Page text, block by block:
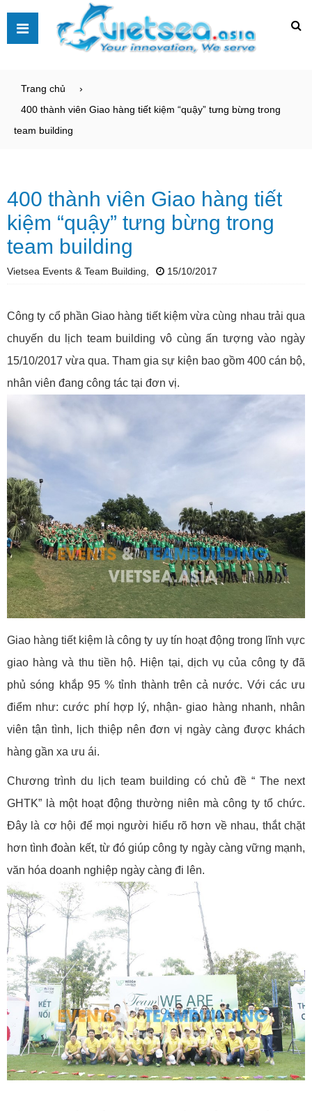
Trang chủ
400 thành viên Giao hàng tiết kiệm “quậy” tưng bừng trong
team building
400 thành viên Giao hàng tiết
kiệm “quậy” tưng bừng trong
team building
Vietsea Events & Team Building, 15/10/2017
Công ty cổ phần Giao hàng tiết kiệm vừa cùng nhau trải qua
chuyến du lịch team building vô cùng ấn tượng vào ngày
15/10/2017 vừa qua. Tham gia sự kiện bao gồm 400 cán bộ,
nhân viên đang công tác tại đơn vị.
Giao hàng tiết kiệm là công ty uy tín hoạt động trong lĩnh vực
giao hàng và thu tiền hộ. Hiện tại, dịch vụ của công ty đã
phủ sóng khắp 95 % tỉnh thành trên cả nước. Với các ưu
điểm như: cước phí hợp lý, nhận- giao hàng nhanh, nhân
viên tận tình, lịch thiệp nên đơn vị ngày càng được khách
hàng gần xa ưu ái.
Chương trình du lịch team building có chủ đề “ The next
GHTK” là một hoạt động thường niên mà công ty tổ chức.
Đây là cơ hội để mọi người hiểu rõ hơn về nhau, thắt chặt
hơn tình đoàn kết, từ đó giúp công ty ngày càng vững mạnh,
văn hóa doanh nghiệp ngày càng đi lên.